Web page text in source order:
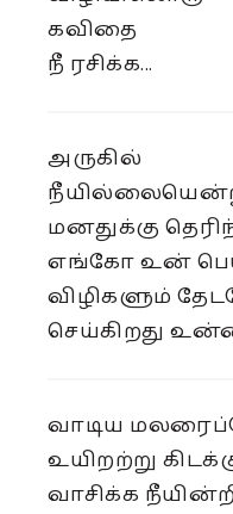
கவிதை
நீ ரசிக்க...
அருகில்
மனதுக்கு
எங்கோ உன்
விழிகளும்
செய்கிறது
வாடிய
உயிறற்று
வாசிக்க